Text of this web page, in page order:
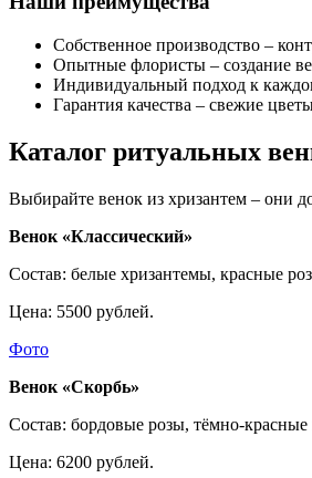
Собственное производство –
Опытные флористы – создание
Индивидуальный подход к
Гарантия качества – свежие
Каталог ритуальных
Выбирайте венок из хризантем – они
Венок «Классический»
Состав: белые хризантемы, красные
Цена: 5500 рублей.
Фото
Венок «Скорбь»
Состав: бордовые розы, тёмно-красные
Цена: 6200 рублей.